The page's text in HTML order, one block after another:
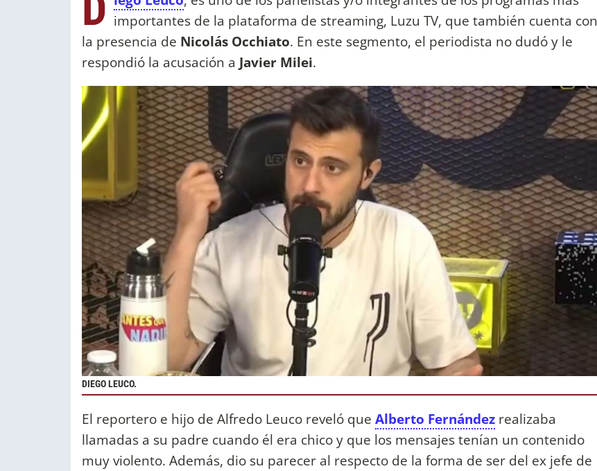
importantes de la plataforma de streaming, Luzu TV, que también cuenta con
la presencia de Nicolás Occhiato. En este segmento, el periodista no dudó y le
respondió la acusación a Javier Milei.
DIEGO LEUCO.
El reportero e hijo de Alfredo Leuco reveló que Alberto Fernández realizaba
llamadas a su padre cuando él era chico y que los mensajes tenían un contenido
muy violento. Además, dio su parecer al respecto de la forma de ser del ex jefe de